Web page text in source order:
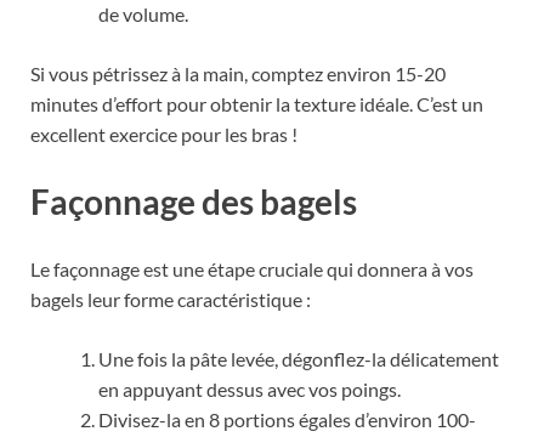
de volume.
Si vous pétrissez à la main, comptez environ 15-20
minutes d’effort pour obtenir la texture idéale. C’est un
excellent exercice pour les bras !
Façonnage des bagels
Le façonnage est une étape cruciale qui donnera à vos
bagels leur forme caractéristique :
Une fois la pâte levée, dégonflez-la délicatement
en appuyant dessus avec vos poings.
Divisez-la en 8 portions égales d’environ 100-